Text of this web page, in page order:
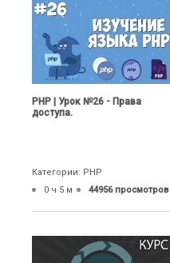
PHP | Урок №26 - Права
доступа.
Категории: PHP
0 ч 5 м
44956 просмотров